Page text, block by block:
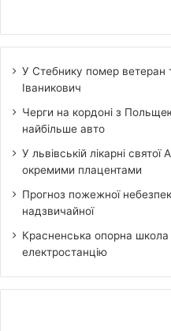
У Стебнику помер ветеран
Іваникович
Черги на кордоні з
найбільше авто
У львівській лікарні
окремими плацентами
Прогноз пожежної
надзвичайної
Красненська опорна
електростанцію